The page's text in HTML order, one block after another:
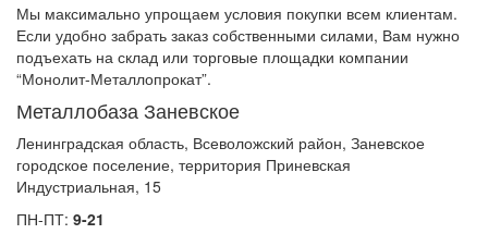
Мы максимально упрощаем условия покупки всем клиентам.
Если удобно забрать заказ собственными силами, Вам нужно
подъехать на склад или торговые площадки компании
“Монолит-Металлопрокат”.
Металлобаза Заневское
Ленинградская область, Всеволожский район, Заневское
городское поселение, территория Приневская
Индустриальная, 15
ПН-ПТ: 9-21